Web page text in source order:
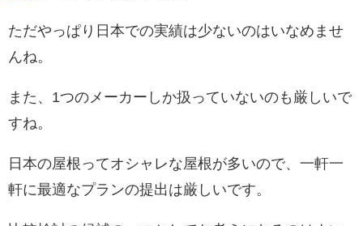
ただやっぱり日本での実績は少ないのはいなめませ
んね。
また、1つのメーカーしか扱っていないのも厳しいで
すね。
日本の屋根ってオシャレな屋根が多いので、一軒一
軒に最適なプランの提出は厳しいです。